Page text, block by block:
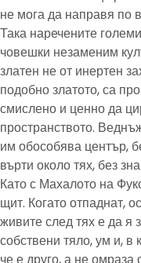
не мога да направя по
Така наречените
човешки незаменим
златен не от инертен
подобно златото, са
смислено и ценно да
пространството.
им обособява център,
върти около тях, без
Като с Махалото на
щит. Когато отпаднат,
живите след тях е да я
собствени тяло, ум и, в
че е друго, а не